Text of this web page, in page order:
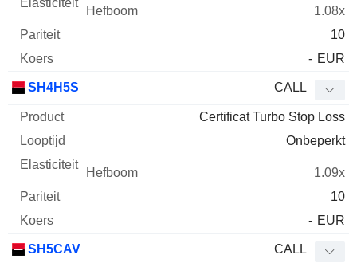
1.08x
10
- EUR
SH4H5S CALL
Certificat Turbo Stop Loss
Onbeperkt
1.09x
10
- EUR
SH5CAV CALL